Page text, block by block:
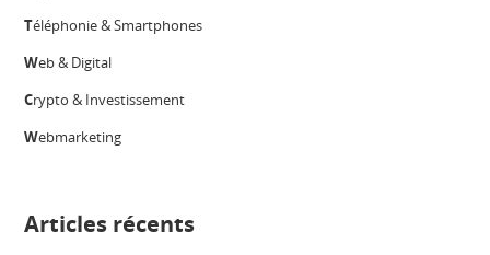
Téléphonie & Smartphones
Web & Digital
Crypto & Investissement
Webmarketing
Articles récents